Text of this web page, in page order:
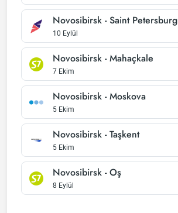
Novosibirsk - Saint Petersburg
10 Eylül
Novosibirsk - Mahaçkale
7 Ekim
Novosibirsk - Moskova
5 Ekim
Novosibirsk - Taşkent
5 Ekim
Novosibirsk - Oş
8 Eylül